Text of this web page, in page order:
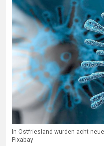
In Ostfriesland wurden acht
Pixabay